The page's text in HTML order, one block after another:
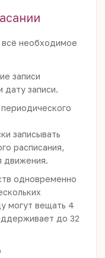
необходимое
записи
записи.
записывать
расписания,
движения.
одновременно
могут вещать 4
до 32